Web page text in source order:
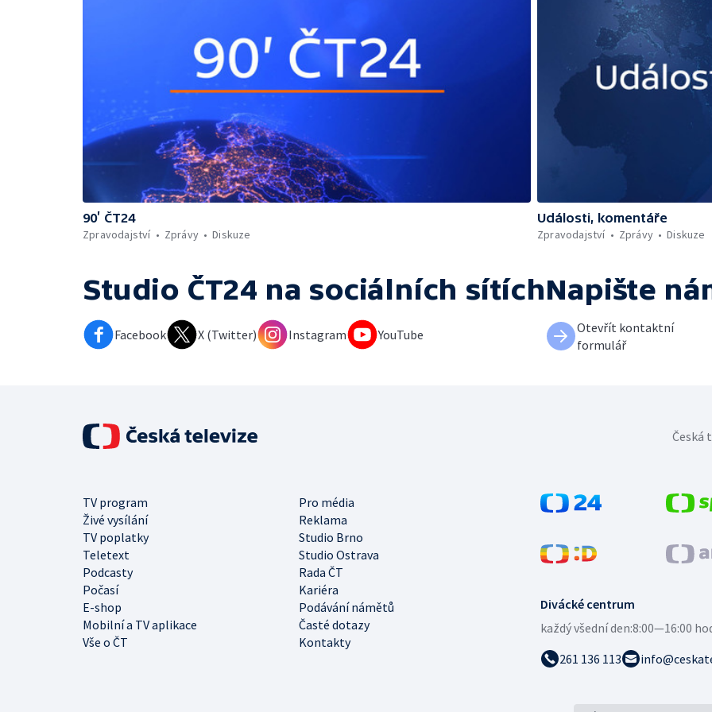
90’ ČT24
Zpravodajství
Zprávy Diskuze
Události, komentáře
Zpravodajství
Zprávy Diskuze
Studio ČT24 na sociálních sítích
Facebook X (Twitter) Instagram YouTube
Napište
Otevřít kontaktní
formulář
Divácké centrum
každý všední den:8:00—16:00
261 136 113
TV program
Pro média
Živé vysílání
Reklama
TV poplatky
Studio Brno
Teletext
Studio Ostrava
Podcasty
Rada ČT
Počasí
Kariéra
E-shop
Podávání námětů
Mobilní a TV aplikace
Časté dotazy
Vše o ČT
Kontakty
Česká